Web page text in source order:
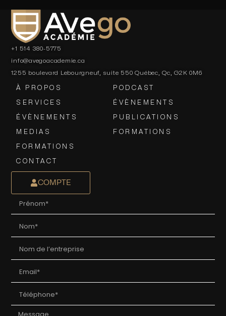
+1 514 380-5775
info@avegoacademie.ca
1255 boulevard Lebourgneuf, suite 550 Québec, Qc, G2K 0M6
À PROPOS
SERVICES
ÉVÈNEMENTS
MEDIAS
FORMATIONS
CONTACT
PODCAST
ÉVÈNEMENTS
PUBLICATIONS
FORMATIONS
COMPTE